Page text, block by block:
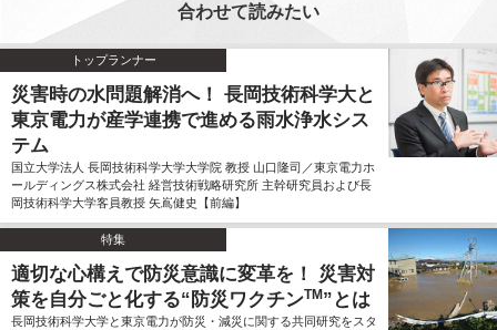
合わせて読みたい
トップランナー
災害時の水問題解消へ！ 長岡技術科学大と
東京電力が産学連携で進める雨水浄水シス
テム
国立大学法人 長岡技術科学大学大学院 教授 山口隆司／東京電力ホ
ールディングス株式会社 経営技術戦略研究所 主幹研究員および長
岡技術科学大学客員教授 矢嶌健史【前編】
特集
適切な心構えで防災意識に変革を！ 災害対
策を自分ごと化する“防災ワクチンTM”とは
長岡技術科学大学と東京電力が防災・減災に関する共同研究をスタ